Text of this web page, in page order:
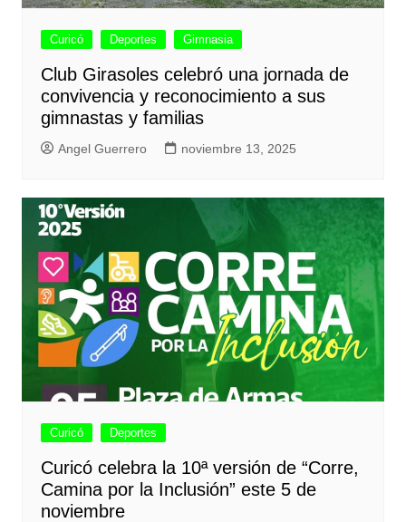
Curicó Deportes Gimnasia
Club Girasoles celebró una jornada de
convivencia y reconocimiento a sus
gimnastas y familias
Angel Guerrero noviembre 13, 2025
Curicó Deportes
Curicó celebra la 10ª versión de “Corre,
Camina por la Inclusión” este 5 de
noviembre